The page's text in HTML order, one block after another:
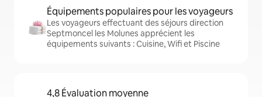
Équipements populaires pour les voyageurs
Les voyageurs effectuant des séjours direction
Septmoncel les Molunes apprécient les
équipements suivants : Cuisine, Wifi et Piscine
4,8 Évaluation moyenne